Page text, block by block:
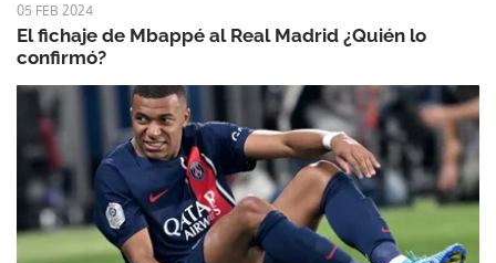
05 FEB 2024
El fichaje de Mbappé al Real Madrid ¿Quién lo
confirmó?